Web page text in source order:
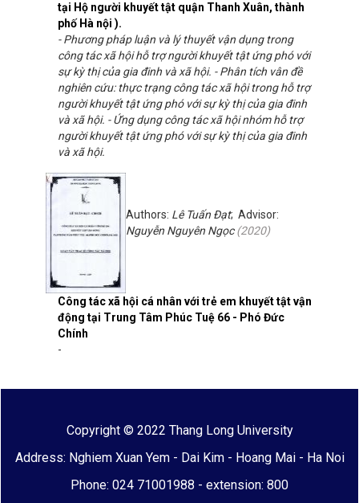
tại Hộ người khuyết tật quận Thanh Xuân, thành
phố Hà nội ).
- Phương pháp luận và lý thuyết vận dụng trong
công tác xã hội hỗ trợ người khuyết tật ứng phó với
sự kỳ thị của gia đinh và xã hội. - Phân tích vân đề
nghiên cứu: thực trạng công tác xã hội trong hỗ trợ
người khuyết tật ứng phó với sự kỳ thị của gia đinh
và xã hội. - Ứng dụng công tác xã hội nhóm hỗ trợ
người khuyết tật ứng phó với sự kỳ thị của gia đinh
và xã hội.
Công tác xã hội cá nhân với trẻ em khuyết tật vận
động tại Trung Tâm Phúc Tuệ 66 - Phó Đức
Chính
Authors: Lê Tuấn Đạt; Advisor:
Nguyễn Nguyên Ngọc(2020)
-
Copyright © 2022 Thang Long University
Address: Nghiem Xuan Yem - Dai Kim - Hoang Mai - Ha Noi
Phone: 024 71001988 - extension: 800